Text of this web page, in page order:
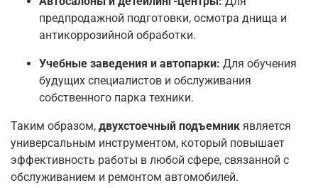
предпродажной подготовки, осмотра днища и
антикоррозийной обработки.
Учебные заведения и автопарки: Для обучения
будущих специалистов и обслуживания
собственного парка техники.
Таким образом, двухстоечный подъемник является
универсальным инструментом, который повышает
эффективность работы в любой сфере, связанной с
обслуживанием и ремонтом автомобилей.